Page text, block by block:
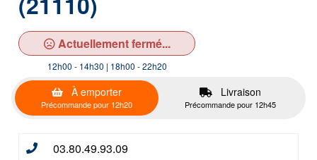
Actuellement fermé...
12h00 - 14h30 | 18h00 - 22h20
À emporter
Précommande pour 12h20
Livraison
Précommande pour 12h45
03.80.49.93.09